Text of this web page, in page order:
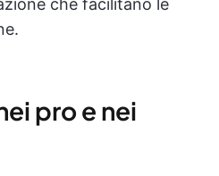
che facilitano le
pro e nei